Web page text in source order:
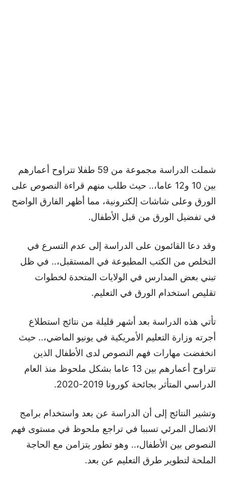
شملت الدراسة مجموعة من 59 طفلا تتراوح أعمارهم
بين 10 و12 عاما،.. حيث طلب منهم قراءة النصوص على
الورق وعلى شاشات إلكترونية، مما أظهر الفارق الواضح
في تفضيل الورق من قبل الأطفال.
وقد دعا القائمون على الدراسة إلى عدم التسرع في
التخلص من الكتب المطبوعة في المستقبل،.. في ظل
تبني بعض المدارس في الولايات المتحدة لخطوات
تقليص استخدام الورق في التعليم.
تأتي هذه الدراسة بعد أشهر قليلة من نتائج استطلاع
أجرته وزارة التعليم الأمريكية في يونيو الماضي،.. حيث
انخفضت مهارات فهم النصوص لدى الأطفال الذين
تتراوح أعمارهم بين 13 عاما بشكل ملحوظ منذ العام
الدراسي المتأثر بجائحة كورونا 2019-2020.
وتشير النتائج إلى أن الدراسة عن بعد واستخدام برامج
الاتصال المرئي تسببا في تراجع ملحوظ في مستوى فهم
النصوص بين الأطفال،.. وهو تطور يتزامن مع الحاجة
الملحة لتطوير طرق التعليم عن بعد.